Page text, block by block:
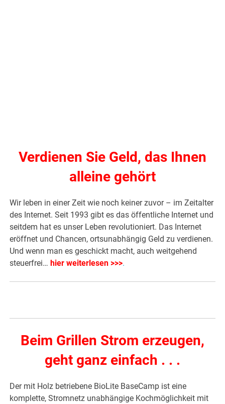
Verdienen Sie Geld, das Ihnen
alleine gehört
Wir leben in einer Zeit wie noch keiner zuvor – im Zeitalter
des Internet. Seit 1993 gibt es das öffentliche Internet und
seitdem hat es unser Leben revolutioniert. Das Internet
eröffnet und Chancen, ortsunabhängig Geld zu verdienen.
Und wenn man es geschickt macht, auch weitgehend
steuerfrei… hier weiterlesen >>>.
Beim Grillen Strom erzeugen,
geht ganz einfach . . .
Der mit Holz betriebene BioLite BaseCamp ist eine
komplette, Stromnetz unabhängige Kochmöglichkeit mit